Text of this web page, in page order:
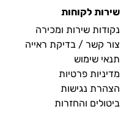
שירות לקוחות
נקודות שירות ומכירה
צור קשר / בדיקת ראייה
תנאי שימוש
מדיניות פרטיות
הצהרת נגישות
ביטולים והחזרות